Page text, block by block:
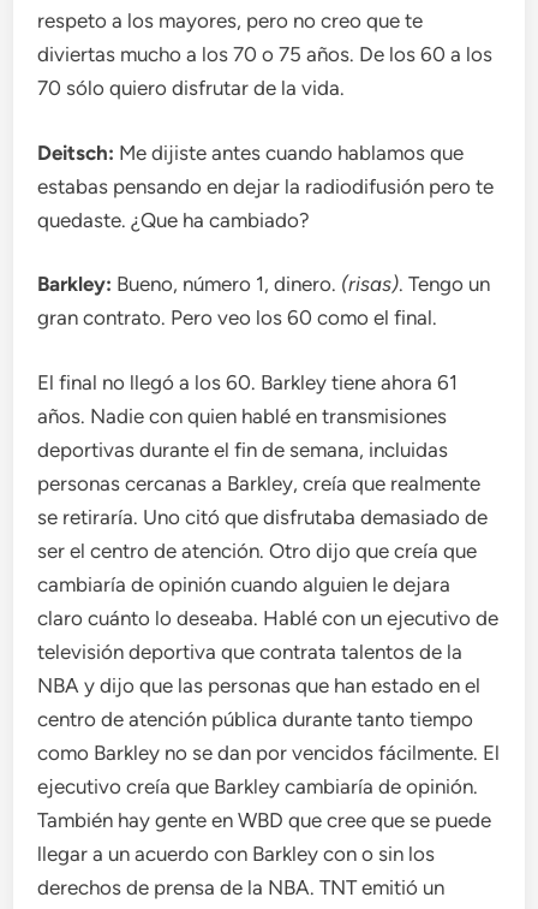
respeto a los mayores, pero no creo que te
diviertas mucho a los 70 o 75 años. De los 60 a los
70 sólo quiero disfrutar de la vida.
Deitsch: Me dijiste antes cuando hablamos que
estabas pensando en dejar la radiodifusión pero te
quedaste. ¿Que ha cambiado?
Barkley: Bueno, número 1, dinero. (risas). Tengo un
gran contrato. Pero veo los 60 como el final.
El final no llegó a los 60. Barkley tiene ahora 61
años. Nadie con quien hablé en transmisiones
deportivas durante el fin de semana, incluidas
personas cercanas a Barkley, creía que realmente
se retiraría. Uno citó que disfrutaba demasiado de
ser el centro de atención. Otro dijo que creía que
cambiaría de opinión cuando alguien le dejara
claro cuánto lo deseaba. Hablé con un ejecutivo de
televisión deportiva que contrata talentos de la
NBA y dijo que las personas que han estado en el
centro de atención pública durante tanto tiempo
como Barkley no se dan por vencidos fácilmente. El
ejecutivo creía que Barkley cambiaría de opinión.
También hay gente en WBD que cree que se puede
llegar a un acuerdo con Barkley con o sin los
derechos de prensa de la NBA. TNT emitió un